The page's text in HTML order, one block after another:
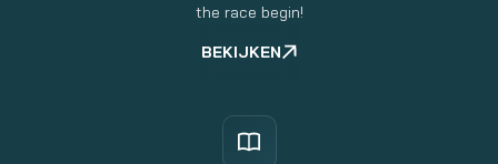
the race begin!
BEKIJKEN